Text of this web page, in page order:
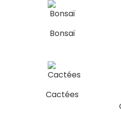
Bonsaï
Cactées